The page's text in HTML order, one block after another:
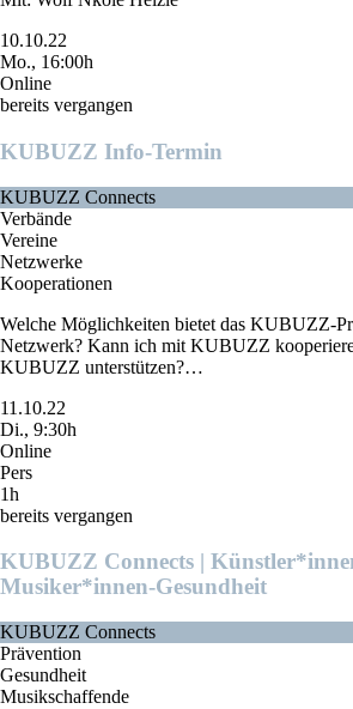
10.10.22
Mo., 16:00h
Online
bereits vergangen
KUBUZZ Info-Termin
KUBUZZ Connects
Verbände
Vereine
Netzwerke
Kooperationen
Welche Möglichkeiten bietet das KUBUZZ-
Netzwerk? Kann ich mit KUBUZZ
KUBUZZ unterstützen?…
11.10.22
Di., 9:30h
Online
Pers
1h
bereits vergangen
KUBUZZ Connects |
Musiker*innen-Gesundheit
KUBUZZ Connects
Prävention
Gesundheit
Musikschaffende